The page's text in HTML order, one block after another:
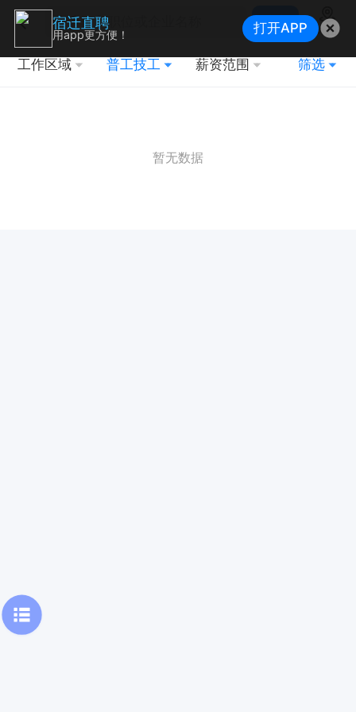
搜索
地图
工作区域 普工技工 薪资范围 筛选
暂无数据
宿迁直聘
用app更方便！ 打开APP